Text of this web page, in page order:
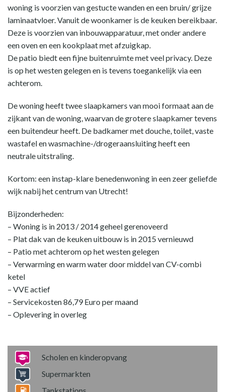
woning is voorzien van gestucte wanden en een bruin/ grijze
laminaatvloer. Vanuit de woonkamer is de keuken bereikbaar.
Deze is voorzien van inbouwapparatuur, met onder andere
een oven en een kookplaat met afzuigkap.
De patio biedt een fijne buitenruimte met veel privacy. Deze
is op het westen gelegen en is tevens toegankelijk via een
achterom.
De woning heeft twee slaapkamers van mooi formaat aan de
zijkant van de woning, waarvan de grotere slaapkamer tevens
een buitendeur heeft. De badkamer met douche, toilet, vaste
wastafel en wasmachine-/drogeraansluiting heeft een
neutrale uitstraling.
Kortom: een instap-klare benedenwoning in een zeer geliefde
wijk nabij het centrum van Utrecht!
Bijzonderheden:
– Woning is in 2013 / 2014 geheel gerenoveerd
– Plat dak van de keuken uitbouw is in 2015 vernieuwd
– Patio met achterom op het westen gelegen
– Verwarming en warm water door middel van CV-combi
ketel
– VVE actief
– Servicekosten 86,79 Euro per maand
– Oplevering in overleg
Scholen en kinderopvang
Supermarkten